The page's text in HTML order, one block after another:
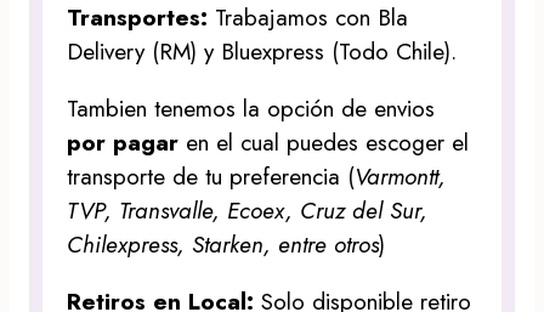
Transportes: Trabajamos con Bla
Delivery (RM) y Bluexpress (Todo Chile).
Tambien tenemos la opción de envios
por pagar en el cual puedes escoger el
transporte de tu preferencia (Varmontt,
TVP, Transvalle, Ecoex, Cruz del Sur,
Chilexpress, Starken, entre otros)
Retiros en Local:Solo disponible retiro